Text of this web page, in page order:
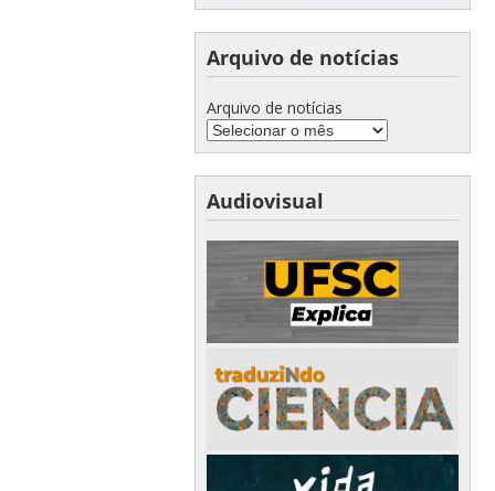
Arquivo de notícias
Arquivo de notícias
Audiovisual